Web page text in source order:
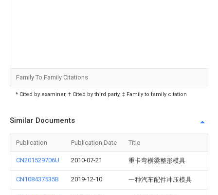
Family To Family Citations
* Cited by examiner, † Cited by third party, ‡ Family to family citation
Similar Documents
Publication Publication Date Title
CN201529706U 2010-07-21 重卡弯横梁整形模具
CN108437535B 2019-12-10 一种汽车配件冲压模具